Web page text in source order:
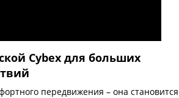
Cybex для больших
передвижения – она становится